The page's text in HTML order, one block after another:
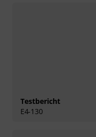
Testbericht
E4-130